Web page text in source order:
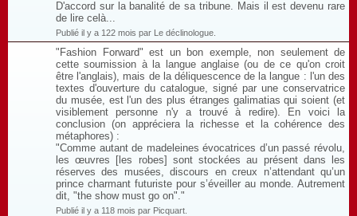
D'accord sur la banalité de sa tribune. Mais il est devenu rare
de lire celà...
Publié il y a 122 mois par Le déclinologue.
"Fashion Forward" est un bon exemple, non seulement de
cette soumission à la langue anglaise (ou de ce qu'on croit
être l'anglais), mais de la déliquescence de la langue : l'un des
textes d'ouverture du catalogue, signé par une conservatrice
du musée, est l'un des plus étranges galimatias qui soient (et
visiblement personne n'y a trouvé à redire). En voici la
conclusion (on appréciera la richesse et la cohérence des
métaphores) :
"Comme autant de madeleines évocatrices d’un passé révolu,
les œuvres [les robes] sont stockées au présent dans les
réserves des musées, discours en creux n’attendant qu’un
prince charmant futuriste pour s’éveiller au monde. Autrement
dit, "the show must go on"."
Publié il y a 118 mois par Picquart.